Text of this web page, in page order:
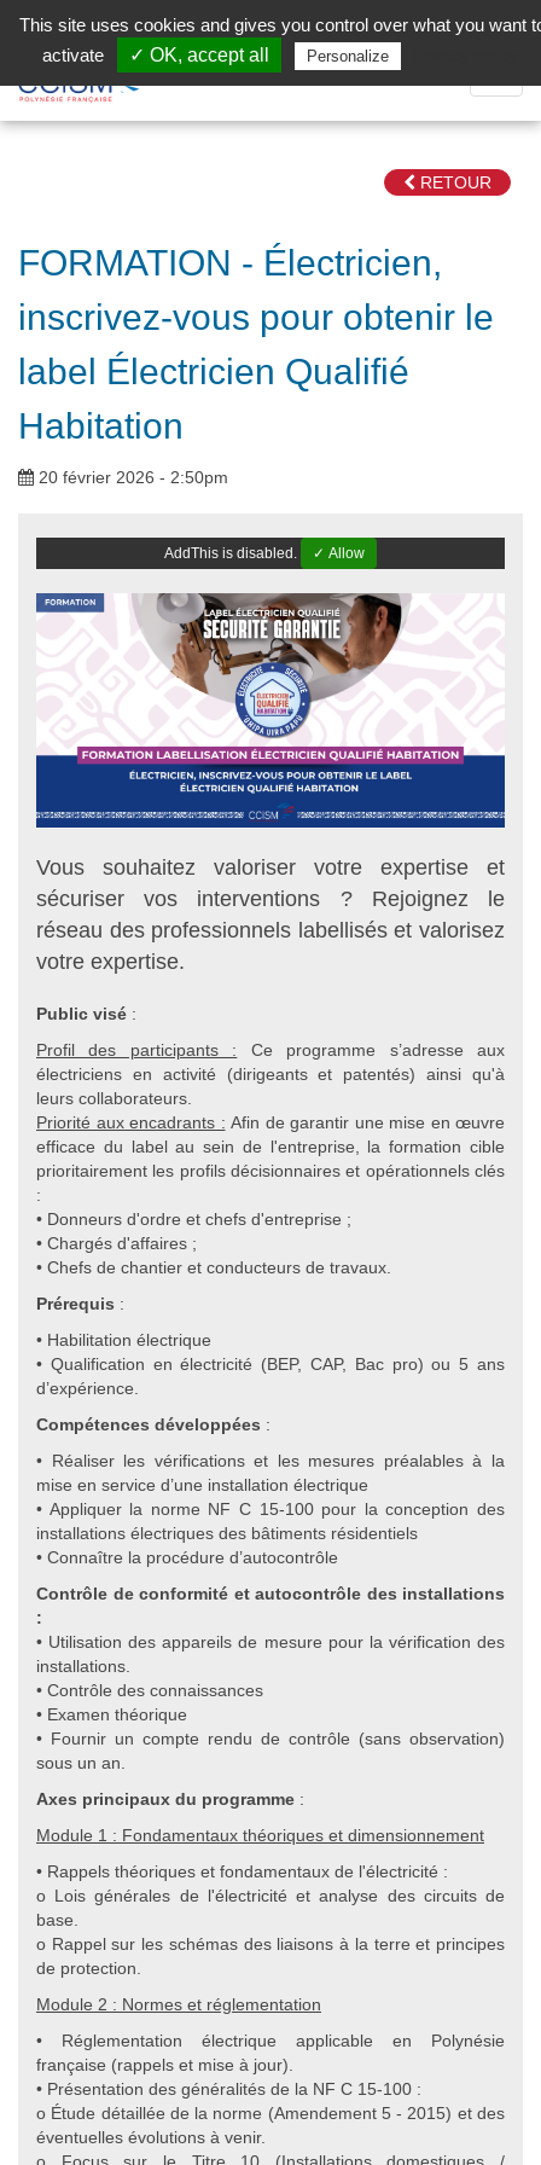
Facebook (Customer Chat) is disabled.
la
RETOUR
FORMATION - Électricien,
inscrivez-vous pour obtenir le
label Électricien Qualifié
Habitation
20 février 2026 - 2:50pm
AddThis is disabled. ✓ Allow
Vous souhaitez valoriser votre expertise et
sécuriser vos interventions ? Rejoignez le
réseau des professionnels labellisés et valorisez
votre expertise.
Public visé :
Profil des participants : Ce programme s’adresse aux
électriciens en activité (dirigeants et patentés) ainsi qu'à
leurs collaborateurs.
Priorité aux encadrants : Afin de garantir une mise en œuvre
efficace du label au sein de l'entreprise, la formation cible
prioritairement les profils décisionnaires et opérationnels clés
:
• Donneurs d'ordre et chefs d'entreprise ;
• Chargés d'affaires ;
• Chefs de chantier et conducteurs de travaux.
Prérequis :
• Habilitation électrique
• Qualification en électricité (BEP, CAP, Bac pro) ou 5 ans
d’expérience.
Compétences développées :
• Réaliser les vérifications et les mesures préalables à la
mise en service d’une installation électrique
• Appliquer la norme NF C 15-100 pour la conception des
installations électriques des bâtiments résidentiels
• Connaître la procédure d’autocontrôle
Contrôle de conformité et autocontrôle des installations
:
• Utilisation des appareils de mesure pour la vérification des
installations.
• Contrôle des connaissances
• Examen théorique
• Fournir un compte rendu de contrôle (sans observation)
sous un an.
Axes principaux du programme :
Module 1 : Fondamentaux théoriques et dimensionnement
• Rappels théoriques et fondamentaux de l'électricité :
o Lois générales de l'électricité et analyse des circuits de
base.
o Rappel sur les schémas des liaisons à la terre et principes
de protection.
Module 2 : Normes et réglementation
• Réglementation électrique applicable en Polynésie
française (rappels et mise à jour).
• Présentation des généralités de la NF C 15-100 :
o Étude détaillée de la norme (Amendement 5 - 2015) et des
éventuelles évolutions à venir.
This site uses cookies and gives you control over what you want
activate
✓ OK, accept all Personalize